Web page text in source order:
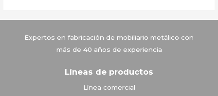
Expertos en fabricación de mobiliario metálico con
más de 40 años de experiencia
Líneas de productos
Línea comercial